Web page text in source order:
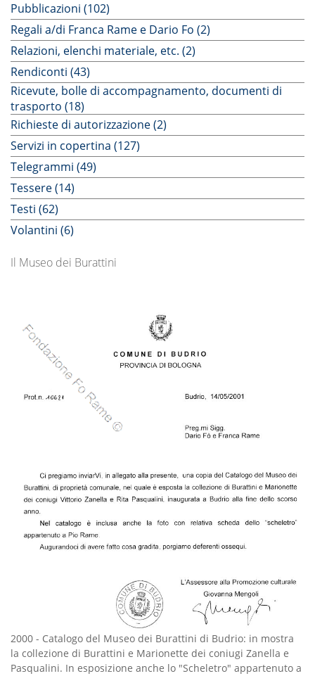
Pubblicazioni (102)
Regali a/di Franca Rame e Dario Fo (2)
Relazioni, elenchi materiale, etc. (2)
Rendiconti (43)
Ricevute, bolle di accompagnamento, documenti di
trasporto (18)
Richieste di autorizzazione (2)
Servizi in copertina (127)
Telegrammi (49)
Tessere (14)
Testi (62)
Volantini (6)
Il Museo dei Burattini
2000 - Catalogo del Museo dei Burattini di Budrio: in mostra
la collezione di Burattini e Marionette dei coniugi Zanella e
Pasqualini. In esposizione anche lo "Scheletro" appartenuto a